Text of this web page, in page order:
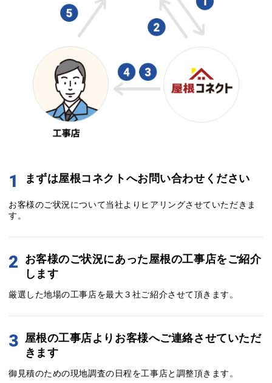
1 まずは屋根コネクトへお問い合わせください
お客様のご状況について当社よりヒアリングさせていただきま
す。
2
お客様のご状況にあった屋根の工事店をご紹介
します
厳選した地場の工事店を最大３社ご紹介させて頂きます。
3 屋根の工事店よりお客様へご連絡させていただ
きます
御見積のための現地調査の日程を工事店と調整頂きます。